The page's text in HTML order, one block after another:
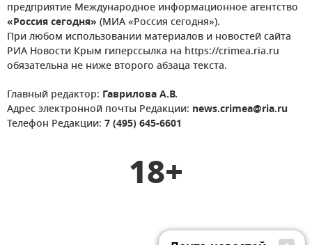
предприятие Международное информационное агентство
«Россия сегодня» (МИА «Россия сегодня»).
При любом использовании материалов и новостей сайта
РИА Новости Крым гиперссылка на https://crimea.ria.ru
обязательна не ниже второго абзаца текста.
Главный редактор: Гаврилова А.В.
Адрес электронной почты Редакции: news.crimea@ria.ru
Телефон Редакции: 7 (495) 645-6601
18+